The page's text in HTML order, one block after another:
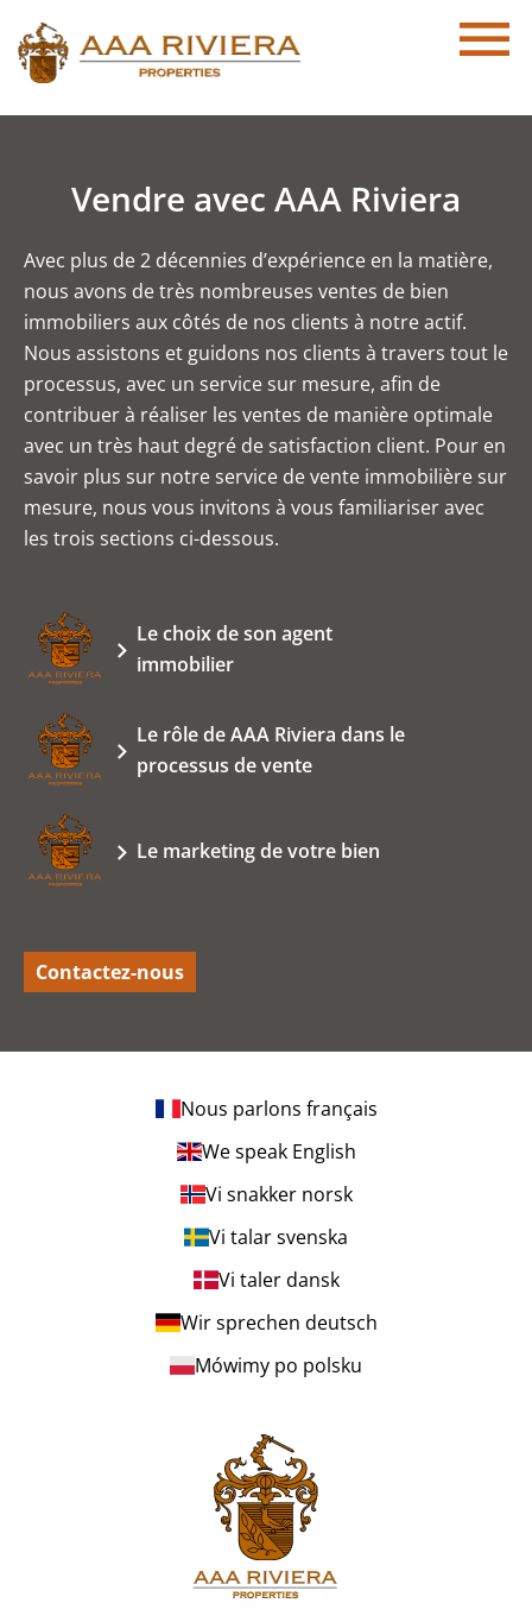
Vendre avec AAA Riviera
Avec plus de 2 décennies d’expérience en la matière,
nous avons de très nombreuses ventes de bien
immobiliers aux côtés de nos clients à notre actif.
Nous assistons et guidons nos clients à travers tout le
processus, avec un service sur mesure, afin de
contribuer à réaliser les ventes de manière optimale
avec un très haut degré de satisfaction client. Pour en
savoir plus sur notre service de vente immobilière sur
mesure, nous vous invitons à vous familiariser avec
les trois sections ci-dessous.
Le choix de son agent
immobilier
Le rôle de AAA Riviera dans le
processus de vente
Le marketing de votre bien
Contactez-nous
Nous parlons français
We speak English
Vi snakker norsk
Vi talar svenska
Vi taler dansk
Wir sprechen deutsch
Mówimy po polsku